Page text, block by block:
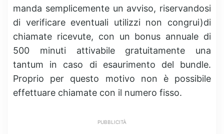
manda semplicemente un avviso, riservandosi
di verificare eventuali utilizzi non congrui)di
chiamate ricevute, con un bonus annuale di
500 minuti attivabile gratuitamente una
tantum in caso di esaurimento del bundle.
Proprio per questo motivo non è possibile
effettuare chiamate con il numero fisso.
PUBBLICITÀ